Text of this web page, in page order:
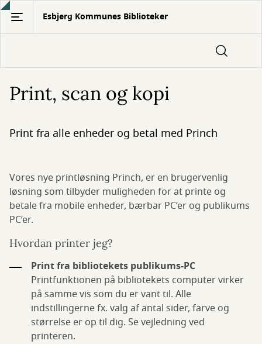
Gå
hovedindhold
Esbjerg Kommunes Biblioteker
Print, scan og kopi
Print fra alle enheder og betal med Princh
Vores nye printløsning Princh, er en brugervenlig
løsning som tilbyder muligheden for at printe og
betale fra mobile enheder, bærbar PC’er og publikums
PC’er.
Hvordan printer jeg?
Print fra bibliotekets publikums-PC
Printfunktionen på bibliotekets computer virker
på samme vis som du er vant til. Alle
indstillingerne fx. valg af antal sider, farve og
størrelse er op til dig. Se vejledning ved
printeren.